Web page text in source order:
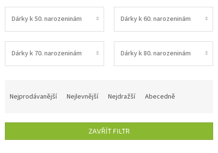
Dárky k 50. narozeninám Dárky k 60. narozeninám
Dárky k 70. narozeninám Dárky k 80. narozeninám
í
Nejprodávanější Nejlevnější Nejdražší Abecedně
ZAVŘÍT FILTR